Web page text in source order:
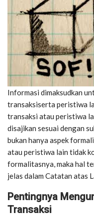
Informasi dimaksudkan
transaksiserta peristiwa
transaksi atau peristiwa
disajikan sesuai dengan
bukan hanya aspek
atau peristiwa lain tidak
formalitasnya, maka hal
jelas dalam Catatan atas
Pentingnya
Transaksi